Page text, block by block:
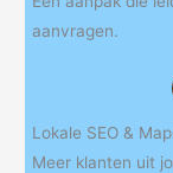
aanvragen.
Lokale SEO &
Meer klanten uit